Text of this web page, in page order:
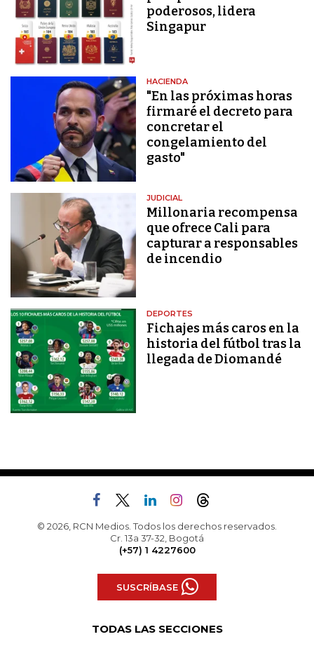
poderosos, lidera
Singapur
HACIENDA
"En las próximas horas
firmaré el decreto para
concretar el
congelamiento del
gasto"
JUDICIAL
Millonaria recompensa
que ofrece Cali para
capturar a responsables
de incendio
DEPORTES
Fichajes más caros en la
historia del fútbol tras la
llegada de Diomandé
© 2026, RCN Medios. Todos los derechos reservados.
Cr. 13a 37-32, Bogotá
(+57) 1 4227600
SUSCRÍBASE
TODAS LAS SECCIONES